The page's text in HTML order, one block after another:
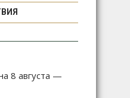
8 августа —